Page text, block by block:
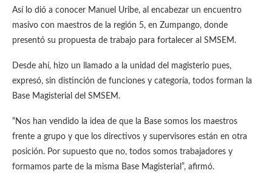
Así lo dió a conocer Manuel Uribe, al encabezar un encuentro
masivo con maestros de la región 5, en Zumpango, donde
presentó su propuesta de trabajo para fortalecer al SMSEM.
Desde ahí, hizo un llamado a la unidad del magisterio pues,
expresó, sin distinción de funciones y categoría, todos forman la
Base Magisterial del SMSEM.
“Nos han vendido la idea de que la Base somos los maestros
frente a grupo y que los directivos y supervisores están en otra
posición. Por supuesto que no, todos somos trabajadores y
formamos parte de la misma Base Magisterial”, afirmó.